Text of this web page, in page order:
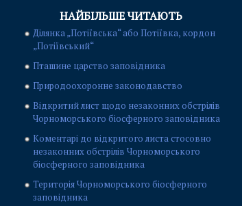
НАЙБІЛЬШЕ ЧИТАЮТЬ
Ділянка „Потіївська“ або Потіївка, кордон
„Потіївський“
Пташине царство заповідника
Природоохоронне законодавство
Відкритий лист щодо незаконних обстрілів
Чорноморського біосферного заповідника
Коментарі до відкритого листа стосовно
незаконних обстрілів Чорноморського
біосферного заповідника
Територія Чорноморського біосферного
заповідника